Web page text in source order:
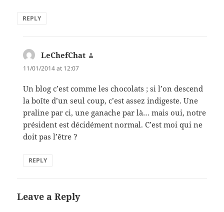
REPLY
LeChefChat
11/01/2014 at 12:07
Un blog c’est comme les chocolats ; si l’on descend
la boîte d’un seul coup, c’est assez indigeste. Une
praline par ci, une ganache par là… mais oui, notre
président est décidément normal. C’est moi qui ne
doit pas l’être ?
REPLY
Leave a Reply